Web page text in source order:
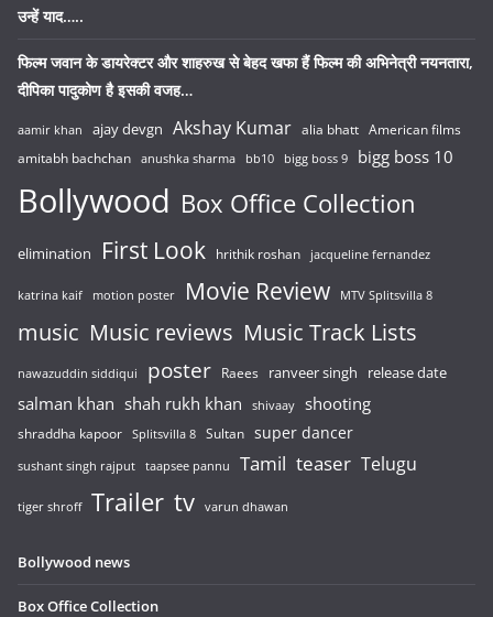
उन्हें याद…..
फिल्म जवान के डायरेक्टर और शाहरुख से बेहद खफा हैं फिल्म की अभिनेत्री नयनतारा,
दीपिका पादुकोण है इसकी वजह…
aamir khan ajay devgn Akshay Kumar alia bhatt American films
amitabh bachchan anushka sharma bb10 bigg boss 9 bigg boss 10
Bollywood Box Office Collection
elimination First Look hrithik roshan jacqueline fernandez
katrina kaif motion poster Movie Review MTV Splitsvilla 8
music Music reviews Music Track Lists
nawazuddin siddiqui poster Raees ranveer singh release date
salman khan shah rukh khan shivaay shooting
shraddha kapoor Splitsvilla 8 Sultan super dancer
sushant singh rajput taapsee pannu Tamil teaser Telugu
tiger shroff Trailer tv varun dhawan
Bollywood news
Box Office Collection